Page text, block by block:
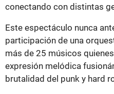
conectando con distintas
Este espectáculo nunca
participación de una
más de 25 músicos
expresión melódica
brutalidad del punk y hard